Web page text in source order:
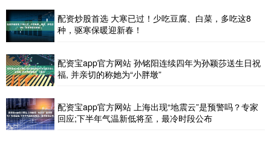
配资炒股首选 大寒已过！少吃豆腐、白菜，多吃这8
种，驱寒保暖迎新春！
配资宝app官方网站 孙铭阳连续四年为孙颖莎送生日祝
福, 并亲切的称她为“小胖墩”
配资宝app官方网站 上海出现“地震云”是预警吗？专家
回应;下半年气温新低将至，最冷时段公布